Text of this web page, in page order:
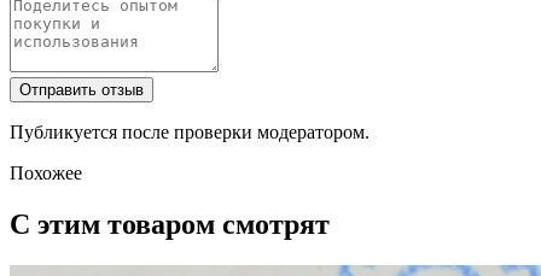
Отправить отзыв
Публикуется после проверки модератором.
Похожее
С этим товаром смотрят